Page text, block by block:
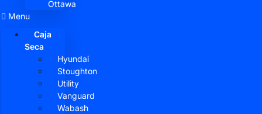
Ottawa
Menu
Caja
Seca
Hyundai
Stoughton
Utility
Vanguard
Wabash